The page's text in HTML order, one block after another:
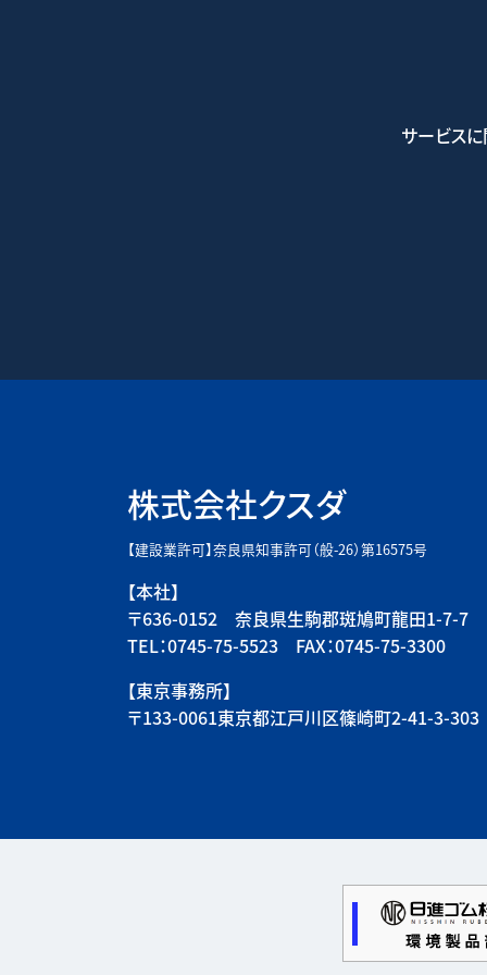
サービス
株式会社クスダ
【建設業許可】奈良県知事許可（般-26）第16575号
【本社】
〒636-0152 奈良県生駒郡斑鳩町龍田1-7-7
TEL：0745-75-5523 FAX：0745-75-3300
【東京事務所】
〒133-0061東京都江戸川区篠崎町2-41-3-303